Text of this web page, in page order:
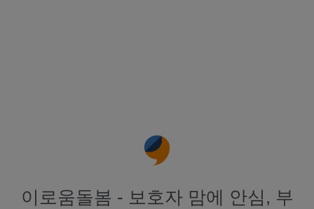
이로움돌봄 - 보호자 맘에 안심, 부